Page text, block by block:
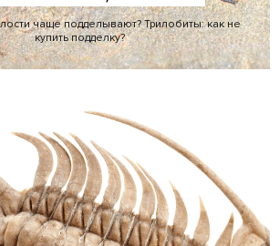
чаще подделывают? Трилобиты: как не
купить подделку?